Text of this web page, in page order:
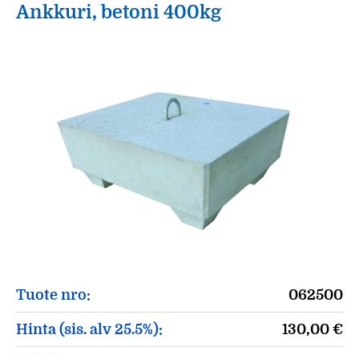
Ankkuri, betoni 400kg
Tuote nro: 062500
Hinta (sis. alv 25.5%): 130,00 €